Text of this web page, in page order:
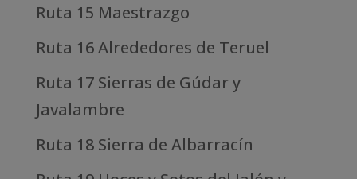
Ruta 15 Maestrazgo
Ruta 16 Alrededores de Teruel
Ruta 17 Sierras de Gúdar y
Javalambre
Ruta 18 Sierra de Albarracín